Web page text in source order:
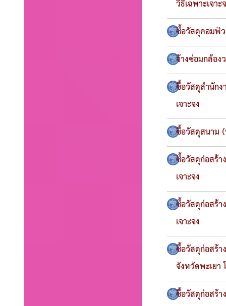
วิธีเฉพาะเจาะ
ซื้อวัสดุคอมพิว
จ้างซ่อมกล้อง
ซื้อวัสดุสำนักง
เจาะจง
ซื้อวัสดุสนาม
ซื้อวัสดุก่อสร้า
เจาะจง
ซื้อวัสดุก่อสร้า
เจาะจง
ซื้อวัสดุก่อสร้
จังหวัดพะเยา
ซื้อวัสดุก่อสร้า